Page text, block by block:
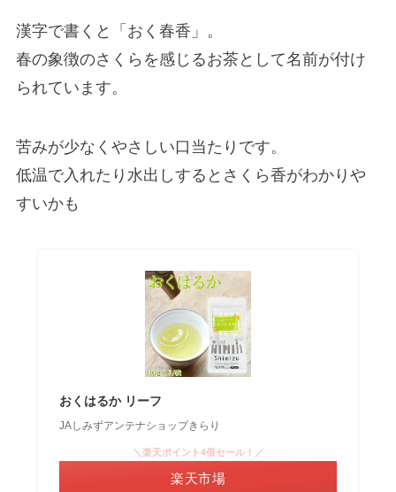
漢字で書くと「おく春香」。
春の象徴のさくらを感じるお茶として名前が付け
られています。
苦みが少なくやさしい口当たりです。
低温で入れたり水出しするとさくら香がわかりや
すいかも
おくはるか リーフ
JAしみずアンテナショップきらり
＼楽天ポイント4倍セール！／
楽天市場